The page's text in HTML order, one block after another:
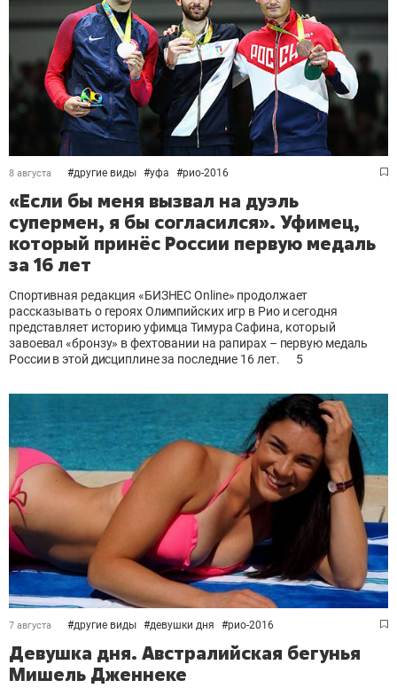
8 августа #другие виды #уфа #рио-2016
«Если бы меня вызвал на дуэль
супермен, я бы согласился». Уфимец,
который принёс России первую медаль
за 16 лет
Спортивная редакция «БИЗНЕС Online» продолжает
рассказывать о героях Олимпийских игр в Рио и сегодня
представляет историю уфимца Тимура Сафина, который
завоевал «бронзу» в фехтовании на рапирах – первую медаль
России в этой дисциплине за последние 16 лет.
5
7 августа #другие виды #девушки дня #рио-2016
Девушка дня. Австралийская бегунья
Мишель Дженнеке